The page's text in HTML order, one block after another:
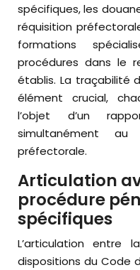
spécifiques, les
réquisition
formations
procédures dans le
établis. La traçabilité
élément crucial,
l’objet d’un
simultanément
préfectorale.
Articulation
procédure
spécifiques
L’articulation entre
dispositions du Code